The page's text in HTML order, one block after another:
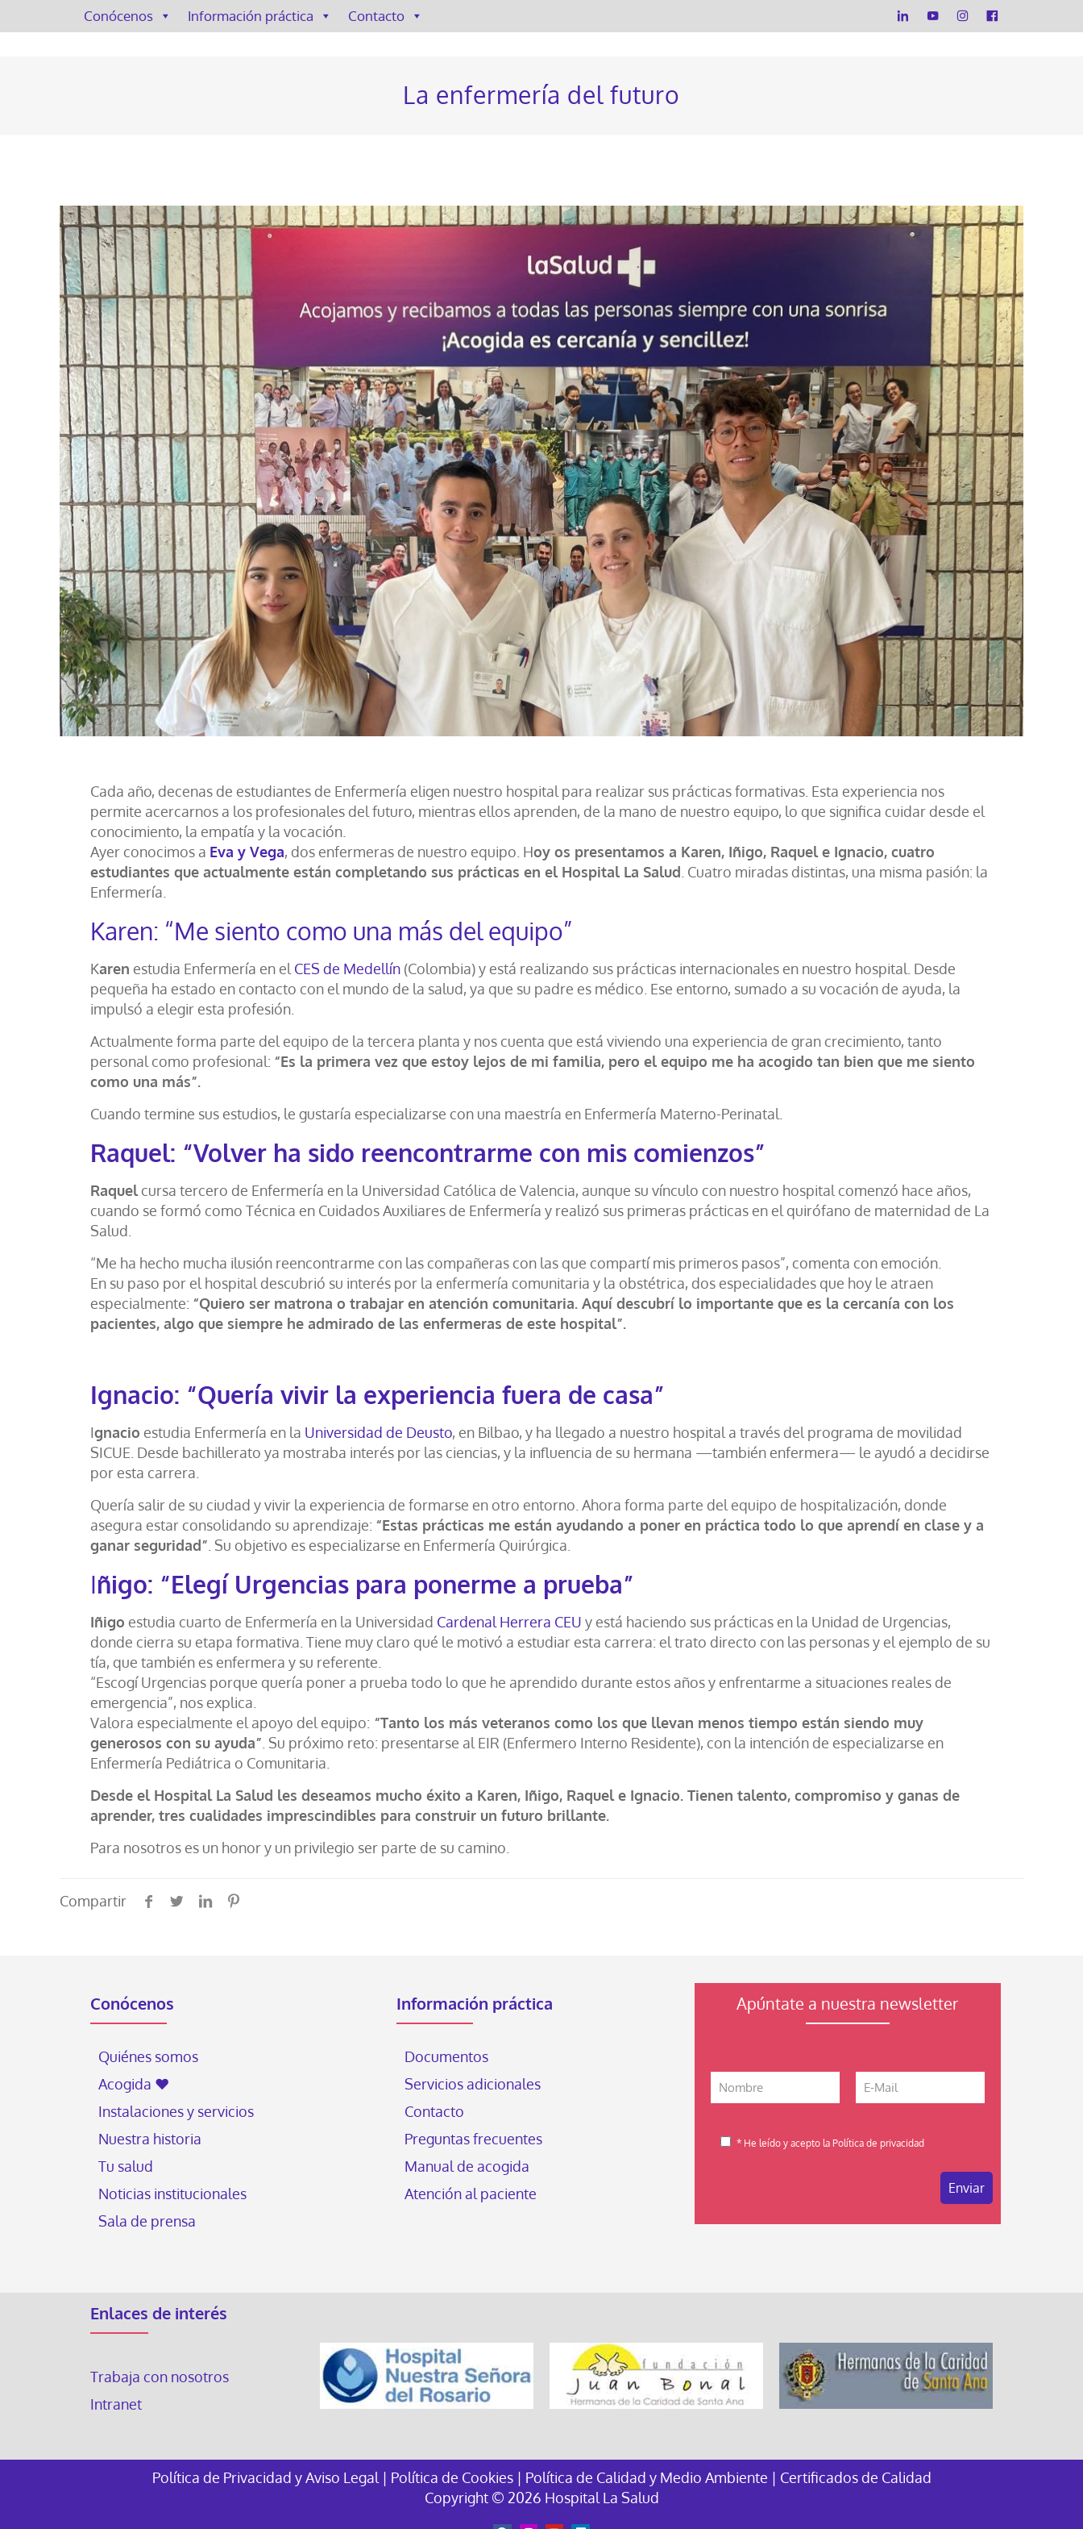
Conócenos Información práctica Contacto
La enfermería del futuro
Cada año, decenas de estudiantes de Enfermería eligen nuestro hospital para realizar sus prácticas formativas. Esta experiencia nos
permite acercarnos a los profesionales del futuro, mientras ellos aprenden, de la mano de nuestro equipo, lo que significa cuidar desde el
conocimiento, la empatía y la vocación.
Ayer conocimos a Eva y Vega, dos enfermeras de nuestro equipo. Hoy os presentamos a Karen, Iñigo, Raquel e Ignacio, cuatro
estudiantes que actualmente están completando sus prácticas en el Hospital La Salud . Cuatro miradas distintas, una misma pasión: la
Enfermería.
Karen: “Me siento como una más del equipo”
Karen estudia Enfermería en el CES de Medellín(Colombia) y está realizando sus prácticas internacionales en nuestro hospital. Desde
pequeña ha estado en contacto con el mundo de la salud, ya que su padre es médico. Ese entorno, sumado a su vocación de ayuda, la
impulsó a elegir esta profesión.
Actualmente forma parte del equipo de la tercera planta y nos cuenta que está viviendo una experiencia de gran crecimiento, tanto
personal como profesional: “Es la primera vez que estoy lejos de mi familia, pero el equipo me ha acogido tan bien que me siento
como una más”.
Cuando termine sus estudios, le gustaría especializarse con una maestría en Enfermería Materno-Perinatal.
Raquel: “Volver ha sido reencontrarme con mis comienzos”
Raquelcursa tercero de Enfermería en la Universidad Católica de Valencia, aunque su vínculo con nuestro hospital comenzó hace años,
cuando se formó como Técnica en Cuidados Auxiliares de Enfermería y realizó sus primeras prácticas en el quirófano de maternidad de La
Salud.
“Me ha hecho mucha ilusión reencontrarme con las compañeras con las que compartí mis primeros pasos”, comenta con emoción.
En su paso por el hospital descubrió su interés por la enfermería comunitaria y la obstétrica, dos especialidades que hoy le atraen
especialmente: “Quiero ser matrona o trabajar en atención comunitaria. Aquí descubrí lo importante que es la cercanía con los
pacientes, algo que siempre he admirado de las enfermeras de este hospital”.
Ignacio: “Quería vivir la experiencia fuera de casa”
Ignacio estudia Enfermería en la Universidad de Deusto, en Bilbao, y ha llegado a nuestro hospital a través del programa de movilidad
SICUE. Desde bachillerato ya mostraba interés por las ciencias, y la influencia de su hermana —también enfermera— le ayudó a decidirse
por esta carrera.
Quería salir de su ciudad y vivir la experiencia de formarse en otro entorno. Ahora forma parte del equipo de hospitalización, donde
asegura estar consolidando su aprendizaje: “Estas prácticas me están ayudando a poner en práctica todo lo que aprendí en clase y a
ganar seguridad” . Su objetivo es especializarse en Enfermería Quirúrgica.
Iñigo: “Elegí Urgencias para ponerme a prueba”
Iñigo estudia cuarto de Enfermería en la Universidad Cardenal Herrera CEU y está haciendo sus prácticas en la Unidad de Urgencias,
donde cierra su etapa formativa. Tiene muy claro qué le motivó a estudiar esta carrera: el trato directo con las personas y el ejemplo de su
tía, que también es enfermera y su referente.
“Escogí Urgencias porque quería poner a prueba todo lo que he aprendido durante estos años y enfrentarme a situaciones reales de
emergencia”, nos explica.
Valora especialmente el apoyo del equipo: “Tanto los más veteranos como los que llevan menos tiempo están siendo muy
generosos con su ayuda” . Su próximo reto: presentarse al EIR (Enfermero Interno Residente), con la intención de especializarse en
Enfermería Pediátrica o Comunitaria.
Desde el Hospital La Salud les deseamos mucho éxito a Karen, Iñigo, Raquel e Ignacio. Tienen talento, compromiso y ganas de
aprender, tres cualidades imprescindibles para construir un futuro brillante.
Para nosotros es un honor y un privilegio ser parte de su camino.
Compartir
Conócenos
Quiénes somos
Acogida ♥
Instalaciones y servicios
Nuestra historia
Tu salud
Noticias institucionales
Sala de prensa
Información práctica
Documentos
Servicios adicionales
Contacto
Preguntas frecuentes
Manual de acogida
Atención al paciente
Apúntate a nuestra newsletter
* He leído y acepto la Política de privacidad
Enlaces de interés
Trabaja con nosotros
Intranet
Política de Privacidad y Aviso Legal | Política de Cookies| Política de Calidad y Medio Ambiente | Certificados de Calidad
Copyright © 2026 Hospital La Salud